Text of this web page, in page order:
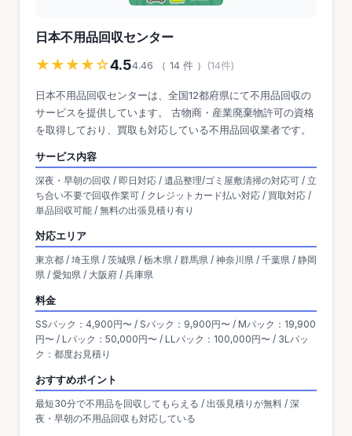
日本不用品回収センター
★★★★☆4.54.46 （ 14 件 ） (14件)
日本不用品回収センターは、全国12都府県にて不用品回収の
サービスを提供しています。 古物商・産業廃棄物許可の資格
を取得しており、買取も対応している不用品回収業者です。
サービス内容
深夜・早朝の回収 / 即日対応 / 遺品整理/ゴミ屋敷清掃の対応可 / 立
ち合い不要で回収作業可 / クレジットカード払い対応 / 買取対応 /
単品回収可能 / 無料の出張見積り有り
対応エリア
東京都 / 埼玉県 / 茨城県 / 栃木県 / 群馬県 / 神奈川県 / 千葉県 / 静岡
県 / 愛知県 / 大阪府 / 兵庫県
料金
SSパック：4,900円〜 / Sパック：9,900円〜 / Mパック：19,900
円〜 / Lパック：50,000円〜 / LLパック：100,000円〜 / 3Lパッ
ク：都度お見積り
おすすめポイント
最短30分で不用品を回収してもらえる / 出張見積りが無料 / 深
夜・早朝の不用品回収も対応している